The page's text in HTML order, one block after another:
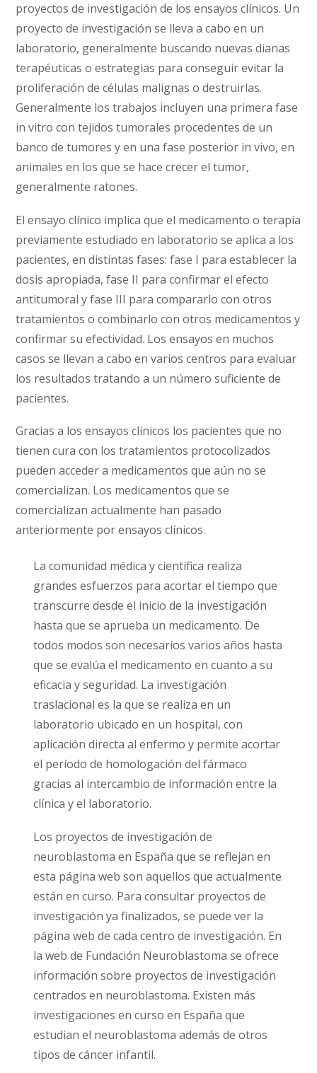
proyectos de investigación de los ensayos clínicos. Un
proyecto de investigación se lleva a cabo en un
laboratorio, generalmente buscando nuevas dianas
terapéuticas o estrategias para conseguir evitar la
proliferación de células malignas o destruirlas.
Generalmente los trabajos incluyen una primera fase
in vitro con tejidos tumorales procedentes de un
banco de tumores y en una fase posterior in vivo, en
animales en los que se hace crecer el tumor,
generalmente ratones.
El ensayo clínico implica que el medicamento o terapia
previamente estudiado en laboratorio se aplica a los
pacientes, en distintas fases: fase I para establecer la
dosis apropiada, fase II para confirmar el efecto
antitumoral y fase III para compararlo con otros
tratamientos o combinarlo con otros medicamentos y
confirmar su efectividad. Los ensayos en muchos
casos se llevan a cabo en varios centros para evaluar
los resultados tratando a un número suficiente de
pacientes.
Gracias a los ensayos clínicos los pacientes que no
tienen cura con los tratamientos protocolizados
pueden acceder a medicamentos que aún no se
comercializan. Los medicamentos que se
comercializan actualmente han pasado
anteriormente por ensayos clínicos.
La comunidad médica y científica realiza
grandes esfuerzos para acortar el tiempo que
transcurre desde el inicio de la investigación
hasta que se aprueba un medicamento. De
todos modos son necesarios varios años hasta
que se evalúa el medicamento en cuanto a su
eficacia y seguridad. La investigación
traslacional es la que se realiza en un
laboratorio ubicado en un hospital, con
aplicación directa al enfermo y permite acortar
el período de homologación del fármaco
gracias al intercambio de información entre la
clínica y el laboratorio.
Los proyectos de investigación de
neuroblastoma en España que se reflejan en
esta página web son aquellos que actualmente
están en curso. Para consultar proyectos de
investigación ya finalizados, se puede ver la
página web de cada centro de investigación. En
la web de Fundación Neuroblastoma se ofrece
información sobre proyectos de investigación
centrados en neuroblastoma. Existen más
investigaciones en curso en España que
estudian el neuroblastoma además de otros
tipos de cáncer infantil.